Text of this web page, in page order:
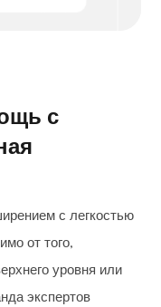
с
с легкостью
от того,
уровня или
экспертов